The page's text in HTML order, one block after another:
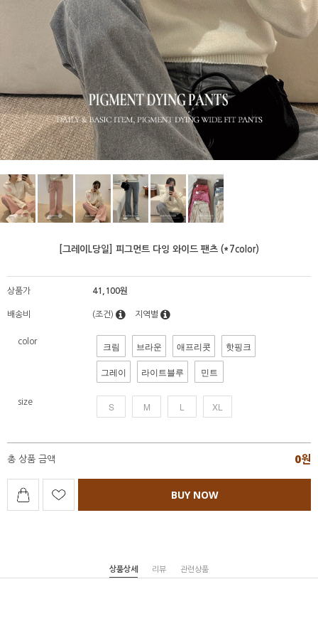
[그레이L당일] 피그먼트 다잉 와이드 팬츠 (*7color)
상품가 41,100원
배송비 (조건) 지역별
color 크림 브라운 애프리콧 핫핑크
그레이 라이트블루 민트
size S M L XL
총 상품 금액 0원
BUY NOW
상품상세 리뷰 관련상품